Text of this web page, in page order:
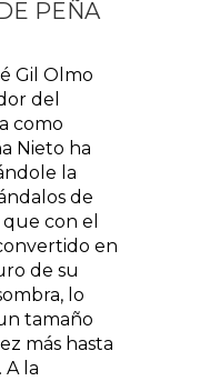
PEÑA
Gil Olmo
del
como
Nieto ha
la
de
con el
en
de su
lo
tamaño
más hasta
A la